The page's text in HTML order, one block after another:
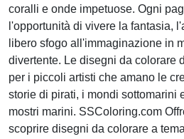
coralli e onde impetuose. Ogni
l'opportunità di vivere la fantasia,
libero sfogo all'immaginazione in
divertente. Le disegni da colorare
per i piccoli artisti che amano le
storie di pirati, i mondi sottomarini
mostri marini. SSColoring.com
scoprire disegni da colorare a